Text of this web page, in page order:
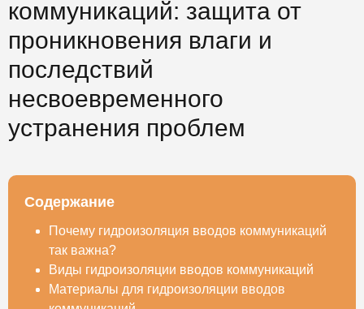
коммуникаций: защита от
проникновения влаги и
последствий
несвоевременного
устранения проблем
Содержание
Почему гидроизоляция вводов коммуникаций
так важна?
Виды гидроизоляции вводов коммуникаций
Материалы для гидроизоляции вводов